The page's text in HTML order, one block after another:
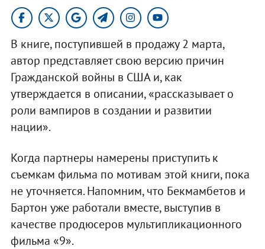
В книге, поступившей в продажу 2 марта,
автор представляет свою версию причин
Гражданской войны в США и, как
утверждается в описании, «рассказывает о
роли вампиров в создании и развитии
нации».
Когда партнеры намерены приступить к
съемкам фильма по мотивам этой книги, пока
не уточняется. Напомним, что Бекмамбетов и
Бартон уже работали вместе, выступив в
качестве продюсеров мультипликационного
фильма «9».